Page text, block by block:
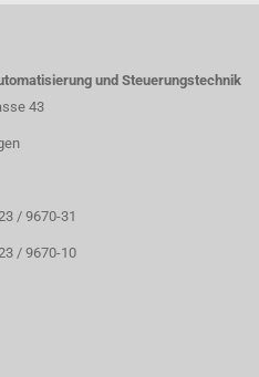
und Steuerungstechnik
43
/ 9670-31
/ 9670-10